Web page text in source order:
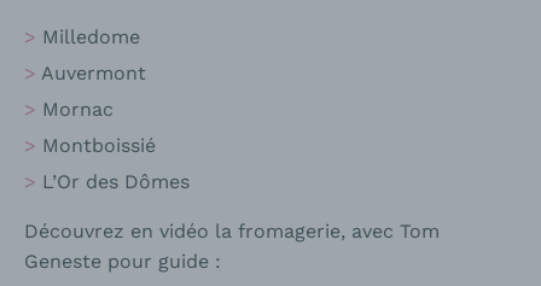
Milledome
Auvermont
Mornac
Montboissié
L’Or des Dômes
Découvrez en vidéo la fromagerie, avec Tom
Geneste pour guide :